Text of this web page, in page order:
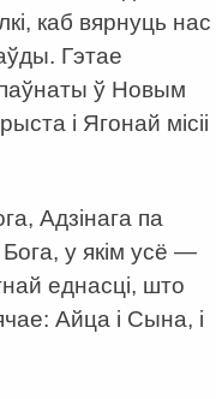
каб вярнуць нас
Гэтае
ў Новым
і Ягонай місіі
Адзінага па
у якім усё —
еднасці, што
Айца і Сына, і